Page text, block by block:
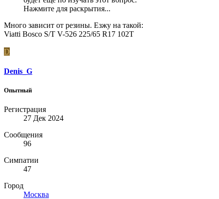
Нажмите для раскрытия...
Много зависит от резины. Езжу на такой:
Viatti Bosco S/T V-526 225/65 R17 102T
D
Denis_G
Опытный
Регистрация
27 Дек 2024
Сообщения
96
Симпатии
47
Город
Москва